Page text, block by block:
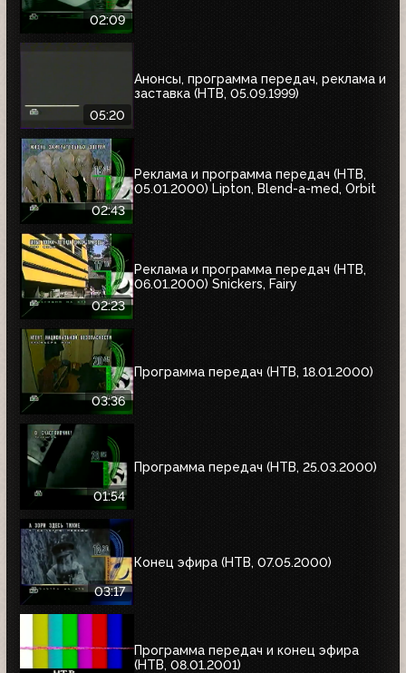
02:09
05:20
Анонсы, программа передач, реклама и
заставка (НТВ, 05.09.1999)
02:43
Реклама и программа передач (НТВ,
05.01.2000) Lipton, Blend-a-med, Orbit
02:23
Реклама и программа передач (НТВ,
06.01.2000) Snickers, Fairy
03:36
Программа передач (НТВ, 18.01.2000)
01:54
Программа передач (НТВ, 25.03.2000)
03:17
Конец эфира (НТВ, 07.05.2000)
Программа передач и конец эфира
(НТВ, 08.01.2001)